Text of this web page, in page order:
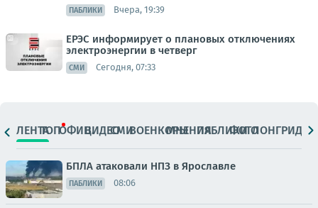
ПАБЛИКИ Вчера, 19:39
ЕРЭС информирует о плановых отключениях
электроэнергии в четверг
СМИ Сегодня, 07:33
ЛЕНТАТОПОФИЦ.ВИДЕОСМИВОЕНКОРЫМНЕНИЯПАБЛИКИ
ФОТОЛОНГРИДЫ
БПЛА атаковали НПЗ в Ярославле
ПАБЛИКИ 08:06